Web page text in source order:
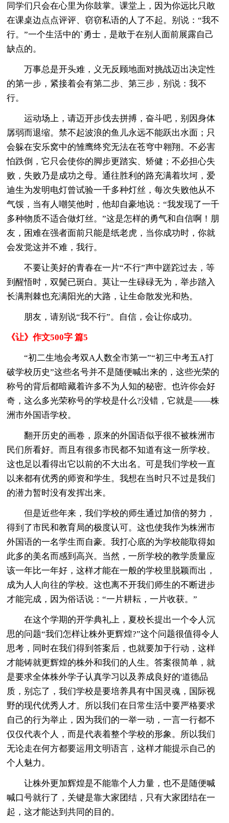
同学们只会在心里为你鼓掌。课堂上，因为你远比只敢
在课桌边点点评评、窃窃私语的人了不起。别说：“我不
行。”一个生活中的`勇士，是敢于在别人面前展露自己
缺点的。
万事总是开头难，义无反顾地面对挑战迈出决定性
的第一步，紧接着会有第二步、第三步，别说：我不
行。
运动场上，请迈开步伐去拼搏，奋斗吧，别因身体
孱弱而退缩。禁不起波浪的鱼儿永远不能跃出水面；只
会躲在安乐窝中的雏鹰终究无法在苍穹中翱翔。不必害
怕跌倒，它只会使你的脚步更踏实、矫健；不必担心失
败，失败乃是成功之母。通往胜利的路充满着坎坷，爱
迪生为发明电灯曾试验一千多种灯丝，每次失败他从不
气馁，当有人嘲笑他时，他却自豪地说：“我发现了一千
多种物质不适合做灯丝。”这是怎样的勇气和自信啊！朋
友，困难在强者面前只能是纸老虎，当你成功时，你就
会发觉这并不难，我行。
不要让美好的青春在一片“不行”声中蹉跎过去，等
到醒悟时，双鬓已斑白。莫让一生碌碌无为，举步踏入
长满荆棘也充满阳光的大路，让生命散发光和热。
朋友，请别说“我不行”。自信，会让你成功。
《让》作文500字 篇5
“初二生地会考双A人数全市第一”“初三中考五A打
破学校历史”这些名号并不是随便喊出来的，这些光荣的
称号的背后都暗藏着许多不为人知的秘密。也许你会好
奇，这么多光荣称号的学校是什么?没错，它就是——株
洲市外国语学校。
翻开历史的画卷，原来的外国语似乎很不被株洲市
民们所看好。而且有很多市民都不知道有这一所学校。
这也足以看得出它以前的不大出名。可是我们学校一直
以来都有优秀的师资和学生。我想在当时只不过是我们
的潜力暂时没有发挥出来。
但是近些年来，我们学校的师生通过加倍的努力，
得到了市民和教育局的极度认可。这也使我作为株洲市
外国语的一名学生而自豪。我打心底的为学校能取得如
此多的美名而感到高兴。当然，一所学校的教学质量应
该一年比一年好，这样才能在一般的学校里脱颖而出，
成为人人向往的学校。这也离不开我们师生的不断进步
才能完成，因为俗话说：“一片耕耘，一片收获。”
在这个学期的开学典礼上，夏校长提出一个令人沉
思的问题“我们怎样让株外更辉煌?”这个问题很值得令人
思考，同时在我们得到答案后，也就要加于行动，这样
才能铸就更辉煌的株外和我们的人生。答案很简单，就
是要求全体株外学子认真学习以及养成良好的'道德品
质，别忘了，我们学校是要培养具有中国灵魂，国际视
野的现代优秀人才。所以我们在日常生活中要严格要求
自己的行为举止，因为我们的一举一动，一言一行都不
仅仅代表个人，而是代表着整个学校的形象。所以我们
无论走在何方都要运用文明语言，这样才能提示自己的
个人魅力。
让株外更加辉煌是不能靠个人力量，也不是随便喊
喊口号就行了，关键是靠大家团结，只有大家团结在一
起，这才能达到共同的目的。